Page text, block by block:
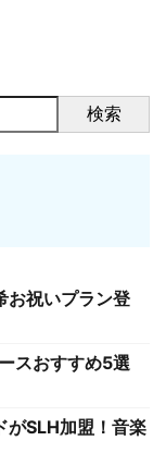
検索
お祝いプラン登
スおすすめ5選
がSLH加盟！音楽